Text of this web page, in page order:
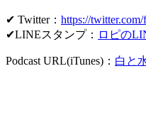
✔ Twitter： https://
✔LINEスタンプ： ロピの
Podcast URL(iTunes)： 白と